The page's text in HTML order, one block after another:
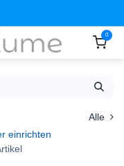
0
Alle
einrichten